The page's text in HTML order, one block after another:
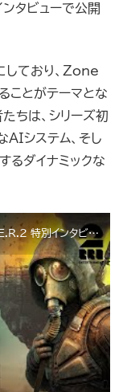
タビューで公開
しており、Zone
ことがテーマとな
ちは、シリーズ初
AIシステム、そし
るダイナミックな
【gamescom 2024】2BRO.の「S.T.A.L.K.E.R.2 特別インタビュー」【2BRO.】